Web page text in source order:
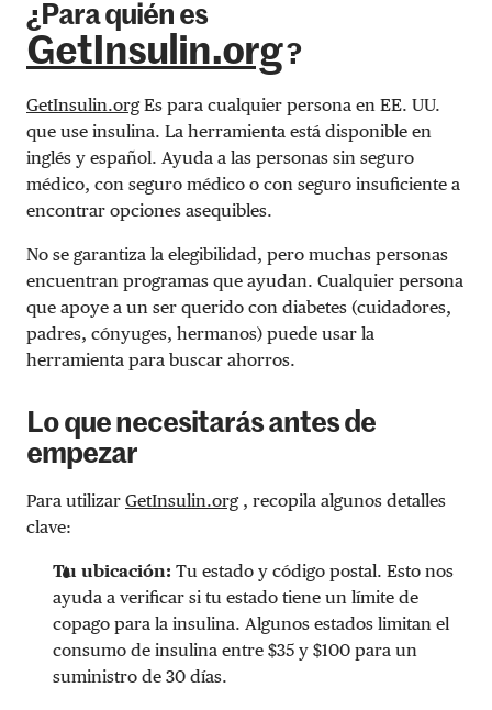
¿Para quién es
GetInsulin.org?
GetInsulin.orgEs para cualquier persona en EE. UU.
que use insulina. La herramienta está disponible en
inglés y español. Ayuda a las personas sin seguro
médico, con seguro médico o con seguro insuficiente a
encontrar opciones asequibles.
No se garantiza la elegibilidad, pero muchas personas
encuentran programas que ayudan. Cualquier persona
que apoye a un ser querido con diabetes (cuidadores,
padres, cónyuges, hermanos) puede usar la
herramienta para buscar ahorros.
Lo que necesitarás antes de
empezar
Para utilizar GetInsulin.org , recopila algunos detalles
clave:
Tu ubicación: Tu estado y código postal. Esto nos
ayuda a verificar si tu estado tiene un límite de
copago para la insulina. Algunos estados limitan el
consumo de insulina entre $35 y $100 para un
suministro de 30 días.